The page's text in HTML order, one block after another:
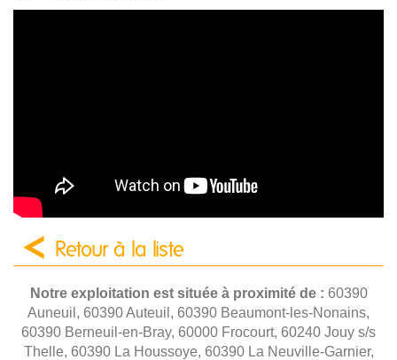
Retour à la liste
Notre exploitation est située à proximité de : 60390
Auneuil, 60390 Auteuil, 60390 Beaumont-les-Nonains,
60390 Berneuil-en-Bray, 60000 Frocourt, 60240 Jouy s/s
Thelle, 60390 La Houssoye, 60390 La Neuville-Garnier,